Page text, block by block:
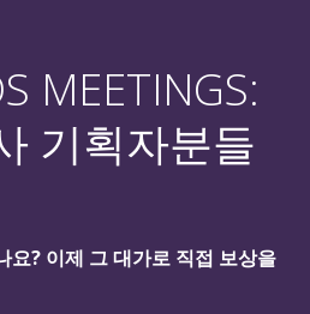
MEETINGS:
기획자분들
요? 이제 그 대가로 직접 보상을